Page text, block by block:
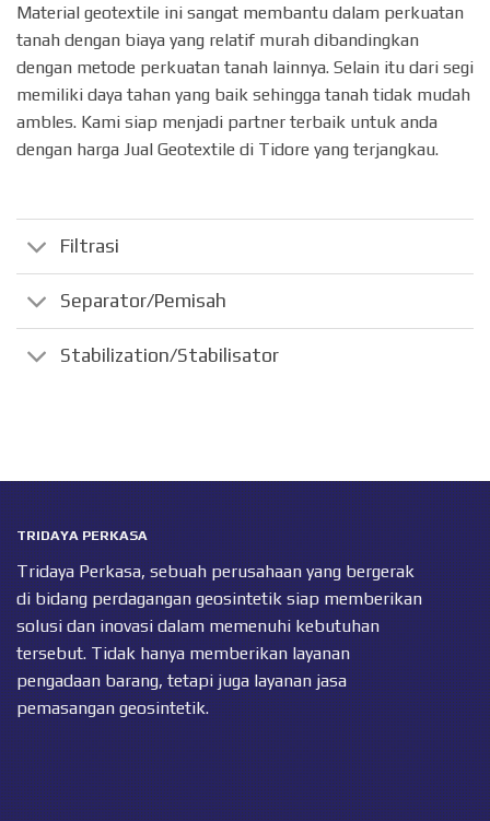
Material geotextile ini sangat membantu dalam perkuatan
tanah dengan biaya yang relatif murah dibandingkan
dengan metode perkuatan tanah lainnya. Selain itu dari segi
memiliki daya tahan yang baik sehingga tanah tidak mudah
ambles. Kami siap menjadi partner terbaik untuk anda
dengan harga Jual Geotextile di Tidore yang terjangkau.
Filtrasi
Separator/Pemisah
Stabilization/Stabilisator
TRIDAYA PERKASA
Tridaya Perkasa, sebuah perusahaan yang bergerak
di bidang perdagangan geosintetik siap memberikan
solusi dan inovasi dalam memenuhi kebutuhan
tersebut. Tidak hanya memberikan layanan
pengadaan barang, tetapi juga layanan jasa
pemasangan geosintetik.